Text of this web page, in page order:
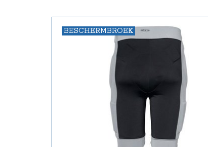
BESCHERMBROEK